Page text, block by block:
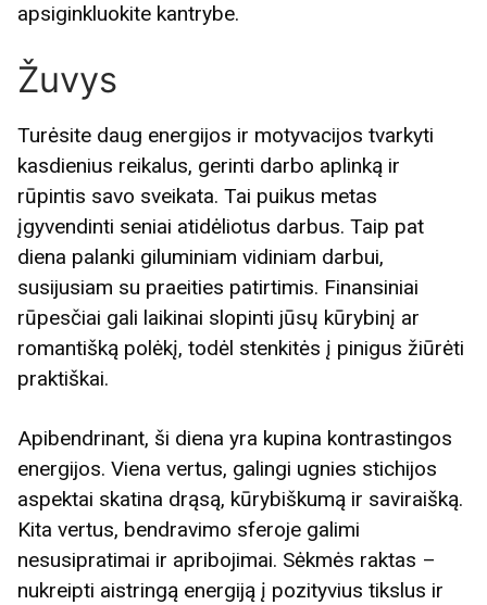
apsiginkluokite kantrybe.
Žuvys
Turėsite daug energijos ir motyvacijos tvarkyti
kasdienius reikalus, gerinti darbo aplinką ir
rūpintis savo sveikata. Tai puikus metas
įgyvendinti seniai atidėliotus darbus. Taip pat
diena palanki giluminiam vidiniam darbui,
susijusiam su praeities patirtimis. Finansiniai
rūpesčiai gali laikinai slopinti jūsų kūrybinį ar
romantišką polėkį, todėl stenkitės į pinigus žiūrėti
praktiškai.
Apibendrinant, ši diena yra kupina kontrastingos
energijos. Viena vertus, galingi ugnies stichijos
aspektai skatina drąsą, kūrybiškumą ir saviraišką.
Kita vertus, bendravimo sferoje galimi
nesusipratimai ir apribojimai. Sėkmės raktas –
nukreipti aistringą energiją į pozityvius tikslus ir